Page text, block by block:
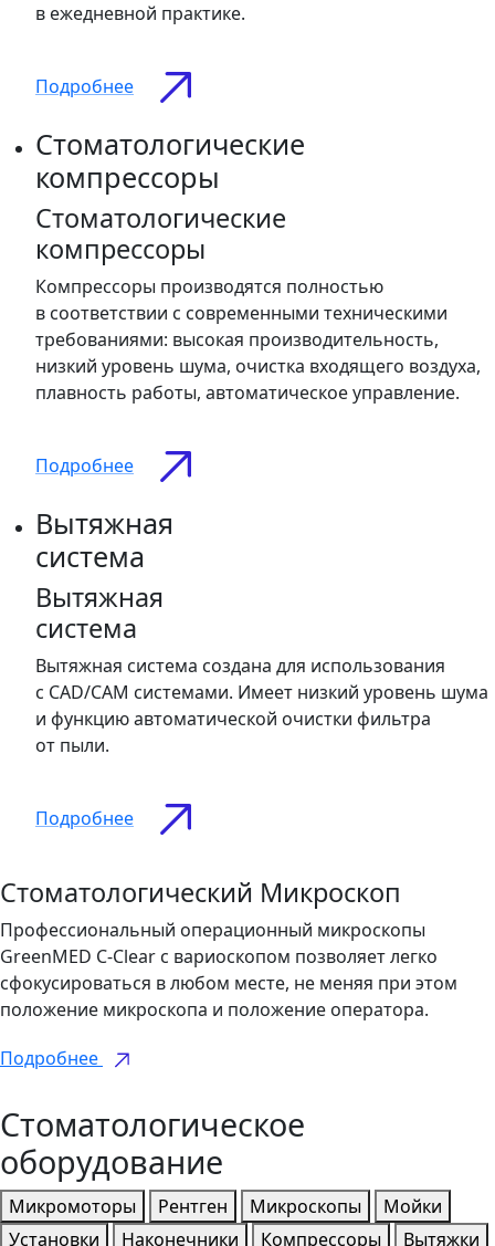
в ежедневной практике.
Подробнее
Стоматологические
компрессоры
Стоматологические
компрессоры
Компрессоры производятся полностью
в соответствии с современными техническими
требованиями: высокая производительность,
низкий уровень шума, очистка входящего воздуха,
плавность работы, автоматическое управление.
Подробнее
Вытяжная
система
Вытяжная
система
Вытяжная система создана для использования
с CAD/CAM системами. Имеет низкий уровень шума
и функцию автоматической очистки фильтра
от пыли.
Подробнее
Стоматологический Микроскоп
Профессиональный операционный микроскопы
GreenMED C-Clear с вариоскопом позволяет легко
сфокусироваться в любом месте, не меняя при этом
положение микроскопа и положение оператора.
Подробнее
Стоматологическое
оборудование
Микромоторы Рентген Микроскопы
Мойки
Установки
Наконечники Компрессоры Вытяжки